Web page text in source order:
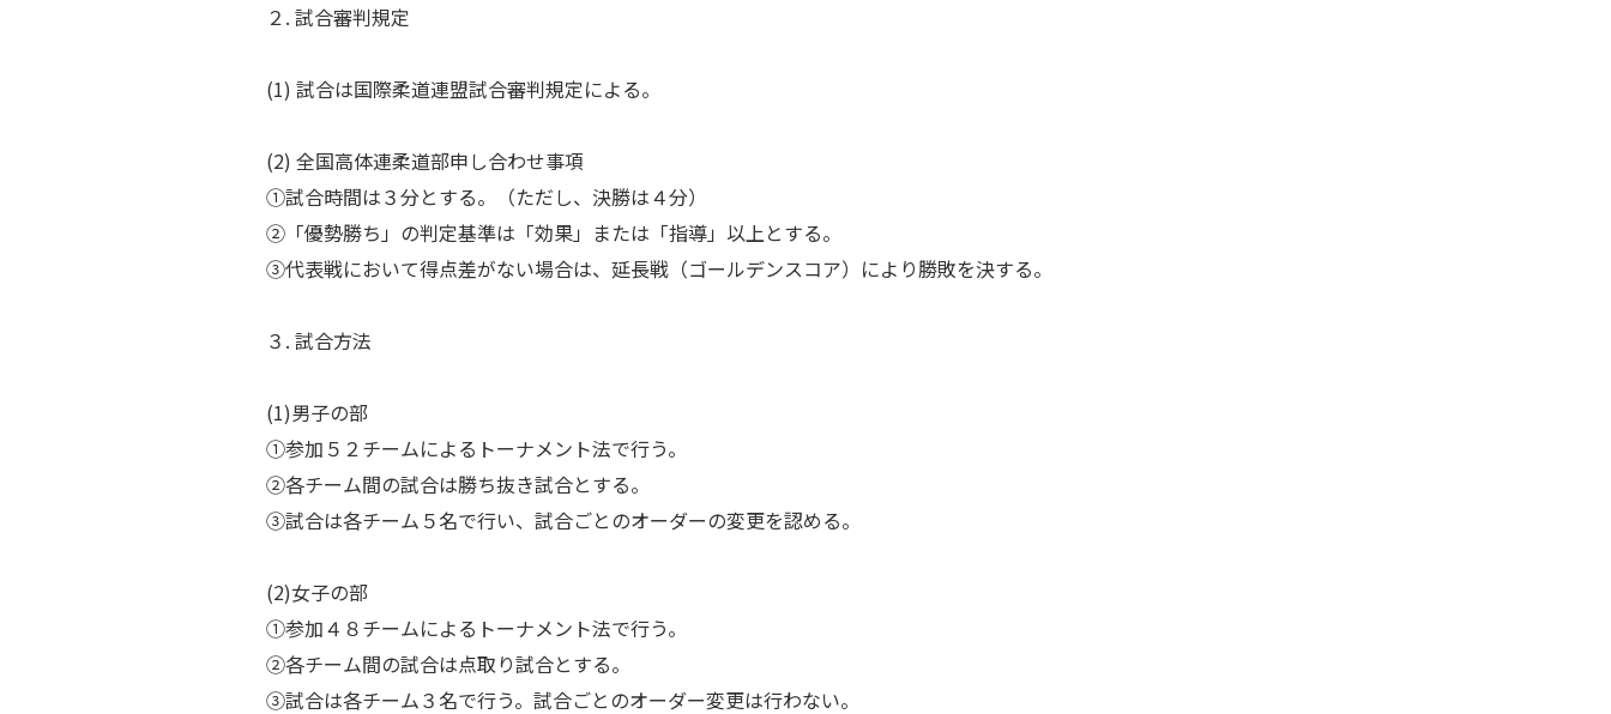
２. 試合審判規定
(1) 試合は国際柔道連盟試合審判規定による。
(2) 全国高体連柔道部申し合わせ事項
①試合時間は３分とする。（ただし、決勝は４分）
②「優勢勝ち」の判定基準は「効果」または「指導」以上とする。
③代表戦において得点差がない場合は、延長戦（ゴールデンスコア）により勝敗を決する。
３. 試合方法
(1)男子の部
①参加５２チームによるトーナメント法で行う。
②各チーム間の試合は勝ち抜き試合とする。
③試合は各チーム５名で行い、試合ごとのオーダーの変更を認める。
(2)女子の部
①参加４８チームによるトーナメント法で行う。
②各チーム間の試合は点取り試合とする。
③試合は各チーム３名で行う。試合ごとのオーダー変更は行わない。